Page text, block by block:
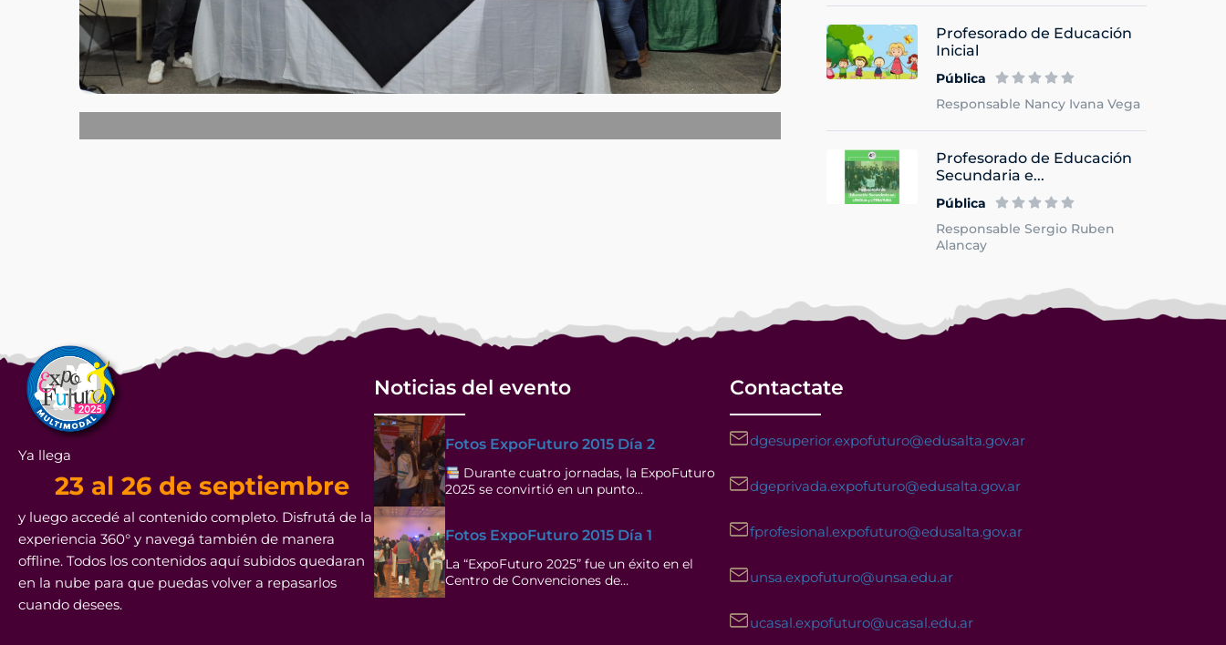
Profesorado de Educación
Inicial
Pública
Responsable Nancy Ivana Vega
Profesorado de Educación
Secundaria e...
Pública
Responsable Sergio Ruben
Alancay
Ya llega
23 al 26 de septiembre
y luego accedé al contenido completo. Disfrutá de la
experiencia 360° y navegá también de manera
offline. Todos los contenidos aquí subidos quedaran
en la nube para que puedas volver a repasarlos
cuando desees.
Noticias del evento
Fotos ExpoFuturo 2015 Día 2
Durante cuatro jornadas, la ExpoFuturo
2025 se convirtió en un punto…
Fotos ExpoFuturo 2015 Día 1
La “ExpoFuturo 2025” fue un éxito en el
Centro de Convenciones de…
Contactate
dgesuperior.expofuturo@edusalta.gov.ar
dgeprivada.expofuturo@edusalta.gov.ar
fprofesional.expofuturo@edusalta.gov.ar
unsa.expofuturo@unsa.edu.ar
ucasal.expofuturo@ucasal.edu.ar